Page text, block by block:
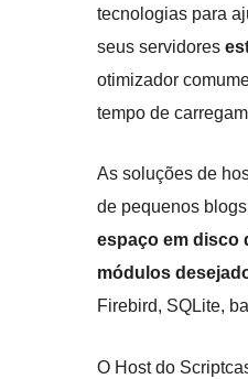
tecnologias para
seus servidores
otimizador
tempo de
As soluções de
de pequenos
espaço em disco
módulos
Firebird, SQLite,
O Host do